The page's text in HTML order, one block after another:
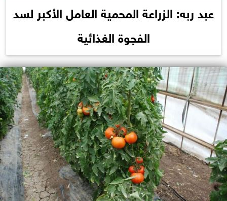
عبد ربه: الزراعة المحمية العامل الأكبر لسد
الفجوة الغذائية